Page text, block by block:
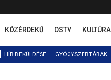
KÖZÉRDEKŰ DSTV KULTÚRA
HÍR BEKÜLDÉSE GYÓGYSZERTÁRAK